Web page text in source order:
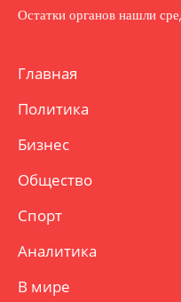
Остатки органов нашли
Главная
Политика
Бизнес
Общество
Спорт
Аналитика
В мире